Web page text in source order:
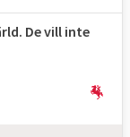
De vill inte